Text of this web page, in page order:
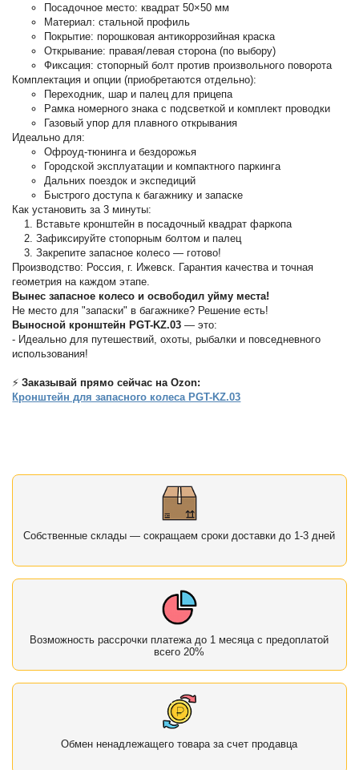
Посадочное место: квадрат 50×50 мм
Материал: стальной профиль
Покрытие: порошковая антикоррозийная краска
Открывание: правая/левая сторона (по выбору)
Фиксация: стопорный болт против произвольного поворота
Комплектация и опции (приобретаются отдельно):
Переходник, шар и палец для прицепа
Рамка номерного знака с подсветкой и комплект проводки
Газовый упор для плавного открывания
Идеально для:
Офроуд-тюнинга и бездорожья
Городской эксплуатации и компактного паркинга
Дальних поездок и экспедиций
Быстрого доступа к багажнику и запаске
Как установить за 3 минуты:
Вставьте кронштейн в посадочный квадрат фаркопа
Зафиксируйте стопорным болтом и палец
Закрепите запасное колесо — готово!
Производство: Россия, г. Ижевск. Гарантия качества и точная
геометрия на каждом этапе.
Вынес запасное колесо и освободил уйму места!
Не место для "запаски" в багажнике? Решение есть!
Выносной кронштейн PGT-KZ.03 — это:
- Идеально для путешествий, охоты, рыбалки и повседневного
использования!
⚡Заказывай прямо сейчас на Ozon:
Кронштейн для запасного колеса PGT-KZ.03
Собственные склады — сокращаем сроки доставки до 1-3 дней
Возможность рассрочки платежа до 1 месяца с предоплатой
всего 20%
Обмен ненадлежащего товара за счет продавца